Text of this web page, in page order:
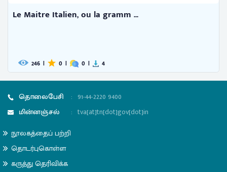
Le Maitre Italien, ou la gramm ...
246 | 0 | 0 | 4
தொலைபேசி : 91-44-2220 9400
மின்னஞ்சல்
: tva[at]tn[dot]gov[dot]in
நூலகத்தைப் பற்றி
தொடர்புகொள்ள
கருத்து தெரிவிக்க